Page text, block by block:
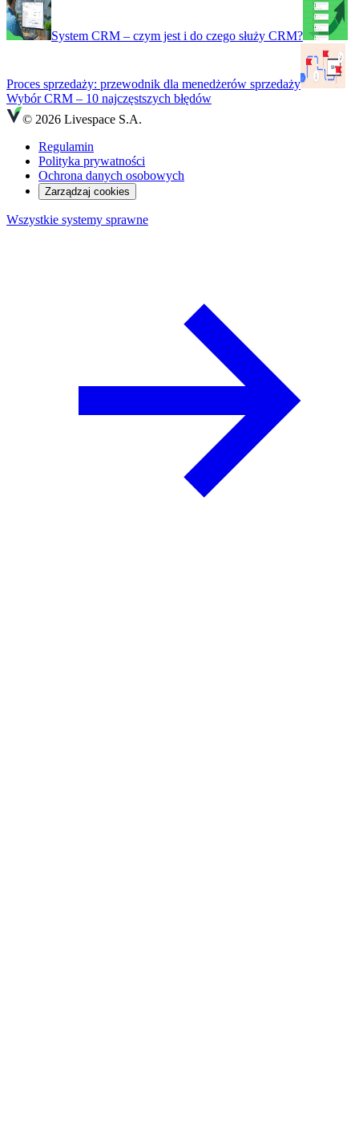
System CRM – czym jest i do czego służy CRM?
Proces sprzedaży: przewodnik dla menedżerów sprzedaży
Wybór CRM – 10 najczęstszych błędów
© 2026 Livespace S.A.
Regulamin
Polityka prywatności
Ochrona danych osobowych
Zarządzaj cookies
Wszystkie systemy sprawne